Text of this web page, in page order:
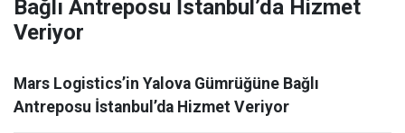
Bağlı Antreposu İstanbul’da Hizmet
Veriyor
Mars Logistics’in Yalova Gümrüğüne Bağlı
Antreposu İstanbul’da Hizmet Veriyor